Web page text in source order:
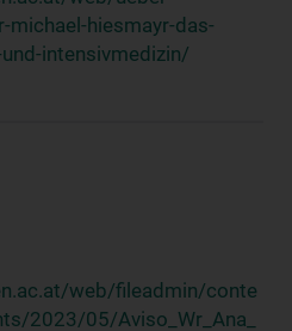
hiesmayr-das-
intensivmedizin/
web/fileadmin/conte
2023/05/Aviso_Wr_Ana_